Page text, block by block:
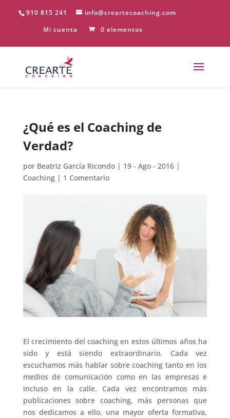
910 815 241
info@creartecoaching.com
Mi cuenta
0 elementos
¿Qué es el Coaching de
Verdad?
por Beatriz García Ricondo| 19 - Ago - 2016|
Coaching| 1 Comentario
El crecimiento del coaching en estos últimos años ha
sido y está siendo extraordinario. Cada vez
escuchamos más hablar sobre coaching tanto en los
medios de comunicación como en las empresas e
incluso en la calle. Cada vez encontramos más
publicaciones sobre coaching, más personas que
nos dedicamos a ello, una mayor oferta formativa,